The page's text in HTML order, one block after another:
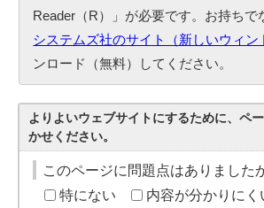
Reader（R）」が必要です。お持ちで
システムズ社のサイト（新しいウィン
ンロード（無料）してください。
よりよいウェブサイトにするために、ペ
かせください。
このページに問題点はありました
特にない
内容が分かりにく